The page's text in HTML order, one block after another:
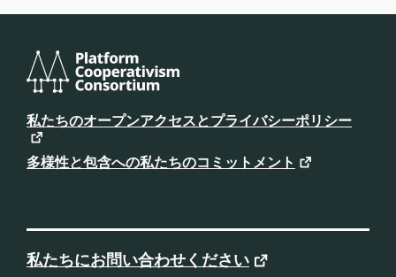
ナ
ビ
ゲ
ー
シ
ョ
プ
ラ
ッ
ト
フ
ォ
同
合
コ
私たちのオープンアクセスとプライバシーポリシー
多様性と包含への私たちのコミットメント
私たちにお問い合わせください